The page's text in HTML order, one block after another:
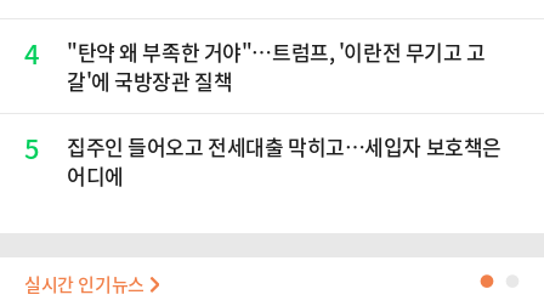
4
"탄약 왜 부족한 거야"…트럼프, '이란전 무기고 고
갈'에 국방장관 질책
5
집주인 들어오고 전세대출 막히고…세입자 보호책은
어디에
실시간 인기뉴스 ●